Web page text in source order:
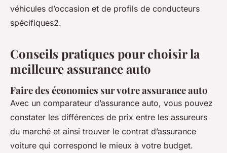
véhicules d’occasion et de profils de conducteurs
spécifiques2.
Conseils pratiques pour choisir la
meilleure assurance auto
Faire des économies sur votre assurance auto
Avec un comparateur d’assurance auto, vous pouvez
constater les différences de prix entre les assureurs
du marché et ainsi trouver le contrat d’assurance
voiture qui correspond le mieux à votre budget.